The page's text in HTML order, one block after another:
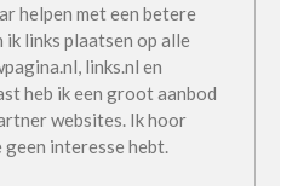
helpen met een betere
links plaatsen op alle
links.nl en
heb ik een groot aanbod
websites. Ik hoor
geen interesse hebt.